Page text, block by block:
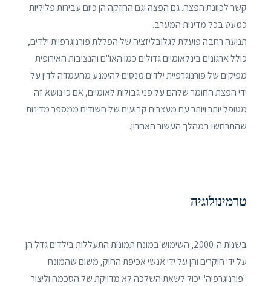
קשר לכוונת הפצה. גם הפצה וגם החזקה הן כיום עבירות פליליות
כמעט בכל מדינות המערב.
תנועה רחבה פועלת לגלובליזציה של הפללת פורנוגרפיית ילדים,
כולל ארגונים בינלאומיים גדולים כמו האו"ם והנציבות האירופית.
מפיקים של פורנוגרפיית ילדים מנסים להימנע מהעמדה לדין על
ידי הפצת החומר שלהם על פני גבולות לאומיים, אם כי נושא זה
מטופל יותר ויותר עם מעצרים קבועים של חשודים ממספר מדינות
שהתרחשו במהלך העשור האחרון.
טרמינולוגיה
בשנות ה-2000, השימוש במונח תמונות התעללות בילדים גדל הן
על ידי חוקרים והן על ידי אנשי אכיפת החוק, משום שהמונח
"פורנוגרפיה" יכול לשאת השלכה לא מדויקת של הסכמה וליצור